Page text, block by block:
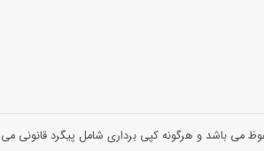
می باشد و هرگونه کپی برداری شامل پیگرد قانونی